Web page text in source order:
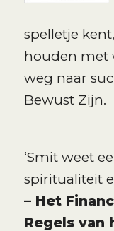
spelletje
houden met
weg naar
Bewust Zijn.
‘Smit weet
spiritualiteit
– Het
Regels van